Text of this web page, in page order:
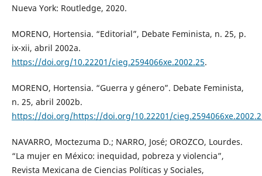
Nueva York: Routledge, 2020.
MORENO, Hortensia. “Editorial”, Debate Feminista, n. 25, p.
ix-xii, abril 2002a.
https://doi.org/10.22201/cieg.2594066xe.2002.25.
MORENO, Hortensia. “Guerra y género”. Debate Feminista,
n. 25, abril 2002b.
https://doi.org/https://doi.org/10.22201/
NAVARRO, Moctezuma D.; NARRO, José; OROZCO, Lourdes.
“La mujer en México: inequidad, pobreza y violencia”,
Revista Mexicana de Ciencias Políticas y Sociales,